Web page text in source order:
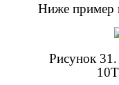
Ниже пример
Рисунок 31